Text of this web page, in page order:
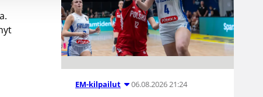
EM-kilpailut 06.08.2026 21:24